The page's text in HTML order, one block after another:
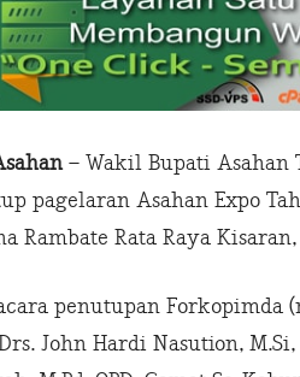
– Wakil Bupati Asahan
pagelaran Asahan Expo
Rambate Rata Raya
penutupan Forkopimda
John Hardi Nasution,